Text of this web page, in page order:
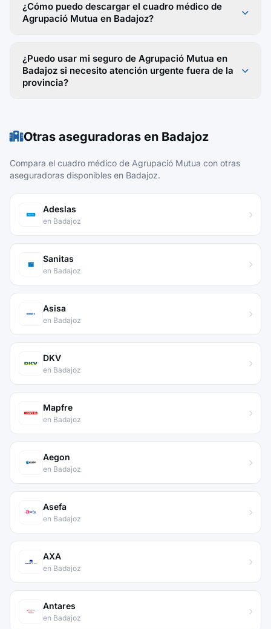
¿Cómo puedo descargar el cuadro médico de
Agrupació Mutua en Badajoz?
¿Puedo usar mi seguro de Agrupació Mutua en
Badajoz si necesito atención urgente fuera de la
provincia?
Otras aseguradoras en Badajoz
Compara el cuadro médico de Agrupació Mutua con otras
aseguradoras disponibles en Badajoz.
Adeslas
en Badajoz
Sanitas
en Badajoz
Asisa
en Badajoz
DKV
en Badajoz
Mapfre
en Badajoz
Aegon
en Badajoz
Asefa
en Badajoz
AXA
en Badajoz
Antares
en Badajoz